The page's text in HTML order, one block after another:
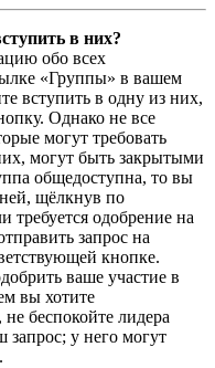
в них?
обо всех
«Группы» в вашем
вступить в одну из них,
Однако не все
могут требовать
могут быть закрытыми
общедоступна, то вы
щёлкнув по
требуется одобрение на
запрос на
кнопке.
ваше участие в
вы хотите
беспокойте лидера
у него могут